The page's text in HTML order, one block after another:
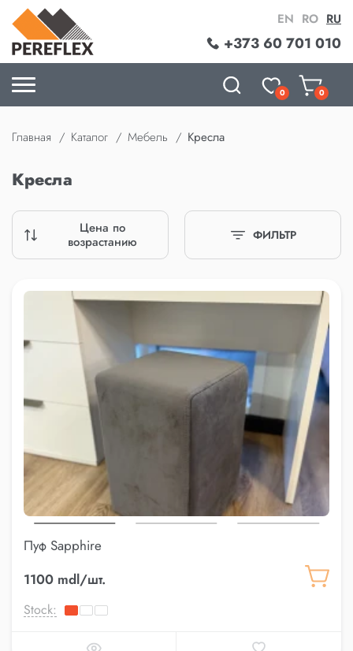
+373 60 701 010
EN RO RU
0 0
Главная Каталог Мебель Кресла
Кресла
Цена по
возрастанию
ФИЛЬТР
Пуф Sapphire
1100 mdl/шт.
Stock: